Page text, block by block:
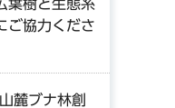
葉樹と生態系
ご協力くださ
麓ブナ林創